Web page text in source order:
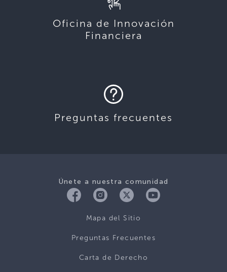
Oficina de Innovación
Financiera
Preguntas frecuentes
Únete a nuestra comunidad
Mapa del Sitio
Preguntas Frecuentes
Carta de Derecho